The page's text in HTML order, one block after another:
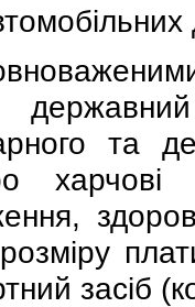
та
засiб